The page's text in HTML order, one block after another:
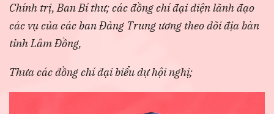
Chính trị, Ban Bí thư; các đồng chí đại diện lãnh đạo
các vụ của các ban Đảng Trung ương theo dõi địa bàn
tỉnh Lâm Đồng,
Thưa các đồng chí đại biểu dự hội nghị;